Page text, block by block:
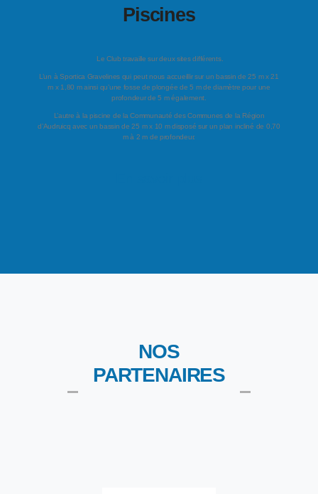
Piscines
Le Club travaille sur deux sites différents.
L’un à Sportica Gravelines qui peut nous accueillir sur un bassin de 25 m x 21
m x 1,80 m ainsi qu’une fosse de plongée de 5 m de diamètre pour une
profondeur de 5 m également.
L’autre à la piscine de la Communauté des Communes de la Région
d’Audruicq avec un bassin de 25 m x 10 m disposé sur un plan incliné de 0,70
m à 2 m de profondeur.
NOS
PARTENAIRES